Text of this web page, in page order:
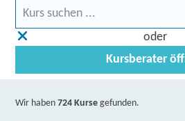
oder
Kursberater
Wir haben724 Kurse gefunden.